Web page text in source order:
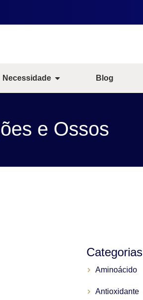
Necessidade Blog
e Ossos
Categorias
Aminoácido
Antioxidante